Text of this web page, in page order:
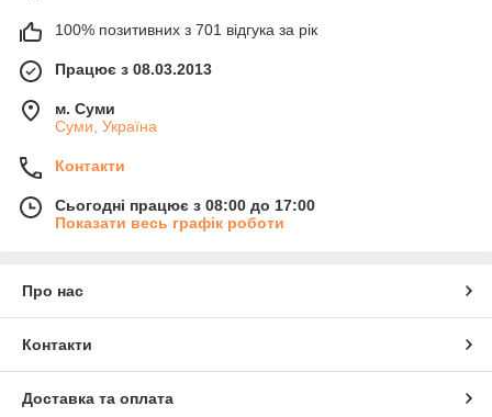
100% позитивних з 701 відгука за рік
Працює з 08.03.2013
м. Суми
Суми, Україна
Контакти
Сьогодні працює з 08:00 до 17:00
Показати весь графік роботи
Про нас
Контакти
Доставка та оплата